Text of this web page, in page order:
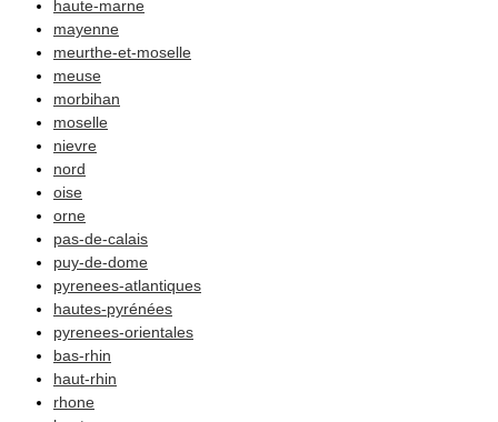
haute-marne
mayenne
meurthe-et-moselle
meuse
morbihan
moselle
nievre
nord
oise
orne
pas-de-calais
puy-de-dome
pyrenees-atlantiques
hautes-pyrénées
pyrenees-orientales
bas-rhin
haut-rhin
rhone